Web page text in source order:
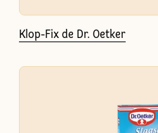
Klop-Fix de Dr. Oetker